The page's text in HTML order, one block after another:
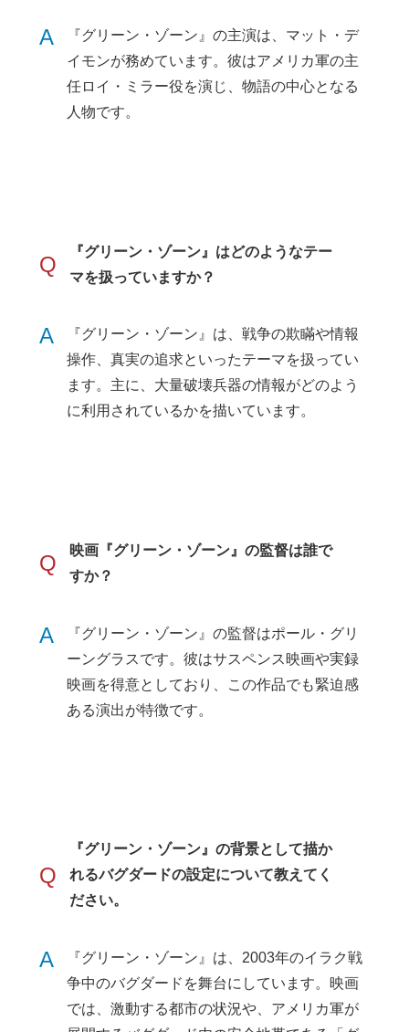
A
『グリーン・ゾーン』の主演は、マット・デ
イモンが務めています。彼はアメリカ軍の主
任ロイ・ミラー役を演じ、物語の中心となる
人物です。
Q
『グリーン・ゾーン』はどのようなテー
マを扱っていますか？
A
『グリーン・ゾーン』は、戦争の欺瞞や情報
操作、真実の追求といったテーマを扱ってい
ます。主に、大量破壊兵器の情報がどのよう
に利用されているかを描いています。
Q
映画『グリーン・ゾーン』の監督は誰で
すか？
A
『グリーン・ゾーン』の監督はポール・グリ
ーングラスです。彼はサスペンス映画や実録
映画を得意としており、この作品でも緊迫感
ある演出が特徴です。
Q
『グリーン・ゾーン』の背景として描か
れるバグダードの設定について教えてく
ださい。
A
『グリーン・ゾーン』は、2003年のイラク戦
争中のバグダードを舞台にしています。映画
では、激動する都市の状況や、アメリカ軍が